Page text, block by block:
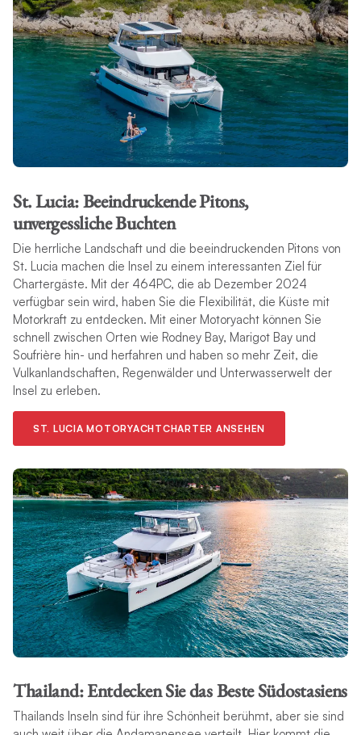
St. Lucia: Beeindruckende Pitons,
unvergessliche Buchten
Die herrliche Landschaft und die beeindruckenden Pitons von
St. Lucia machen die Insel zu einem interessanten Ziel für
Chartergäste. Mit der 464PC, die ab Dezember 2024
verfügbar sein wird, haben Sie die Flexibilität, die Küste mit
Motorkraft zu entdecken. Mit einer Motoryacht können Sie
schnell zwischen Orten wie Rodney Bay, Marigot Bay und
Soufrière hin- und herfahren und haben so mehr Zeit, die
Vulkanlandschaften, Regenwälder und Unterwasserwelt der
Insel zu erleben.
ST. LUCIA MOTORYACHTCHARTER ANSEHEN
Thailand: Entdecken Sie das Beste Südostasiens
Thailands Inseln sind für ihre Schönheit berühmt, aber sie sind